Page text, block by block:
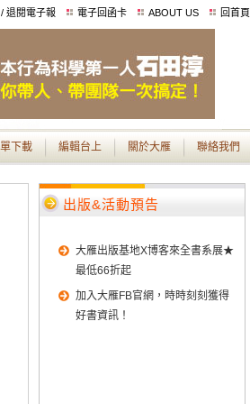
退閱電子報 電子回函卡 ABOUT US 回首頁
下載 編輯台上 關於大雁 聯絡我們
出版&活動預告
大雁出版基地X博客來全書系展★
最低66折起
加入大雁FB官網，時時刻刻獲得
好書資訊！